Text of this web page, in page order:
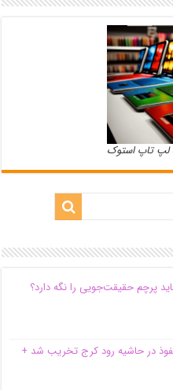
لپ تاپ استوک
پرچم حقیقت‌جویی را نگه دارد؟
در حاشیه‌ رود کرج تخریب شد +